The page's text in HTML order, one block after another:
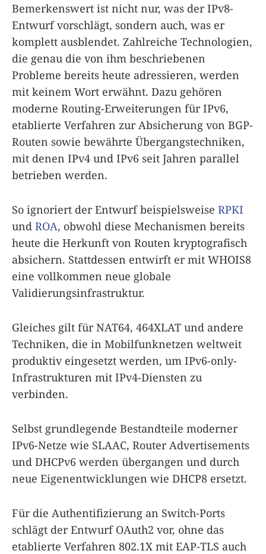
Bemerkenswert ist nicht nur, was der IPv8-
Entwurf vorschlägt, sondern auch, was er
komplett ausblendet. Zahlreiche Technologien,
die genau die von ihm beschriebenen
Probleme bereits heute adressieren, werden
mit keinem Wort erwähnt. Dazu gehören
moderne Routing-Erweiterungen für IPv6,
etablierte Verfahren zur Absicherung von BGP-
Routen sowie bewährte Übergangstechniken,
mit denen IPv4 und IPv6 seit Jahren parallel
betrieben werden.
So ignoriert der Entwurf beispielsweise RPKI
und ROA, obwohl diese Mechanismen bereits
heute die Herkunft von Routen kryptografisch
absichern. Stattdessen entwirft er mit WHOIS8
eine vollkommen neue globale
Validierungsinfrastruktur.
Gleiches gilt für NAT64, 464XLAT und andere
Techniken, die in Mobilfunknetzen weltweit
produktiv eingesetzt werden, um IPv6-only-
Infrastrukturen mit IPv4-Diensten zu
verbinden.
Selbst grundlegende Bestandteile moderner
IPv6-Netze wie SLAAC, Router Advertisements
und DHCPv6 werden übergangen und durch
neue Eigenentwicklungen wie DHCP8 ersetzt.
Für die Authentifizierung an Switch-Ports
schlägt der Entwurf OAuth2 vor, ohne das
etablierte Verfahren 802.1X mit EAP-TLS auch